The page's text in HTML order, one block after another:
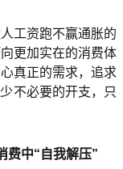
工资跑不赢通胀的
更加实在的消费体
真正的需求，追求
少不必要的开支，只
费中“自我解压”